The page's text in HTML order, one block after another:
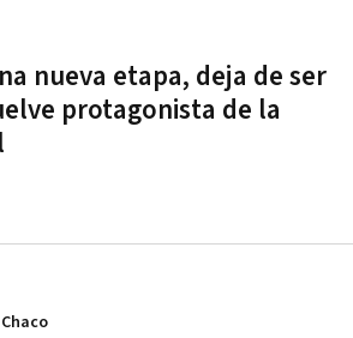
nueva etapa, deja de ser
protagonista de la